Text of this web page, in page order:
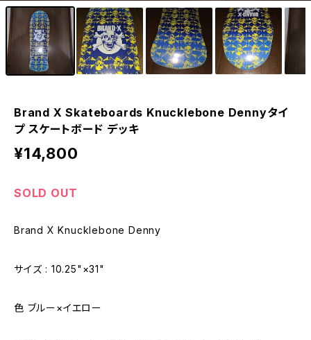
Brand X Skateboards Knucklebone Dennyタイ
プ スケートボード デッキ
¥14,800
SOLD OUT
Brand X Knucklebone Denny
サイズ : 10.25"×31"
色 ブルー×イエロー